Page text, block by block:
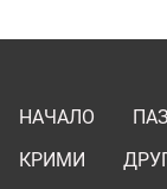
НАЧАЛО
КРИМИ